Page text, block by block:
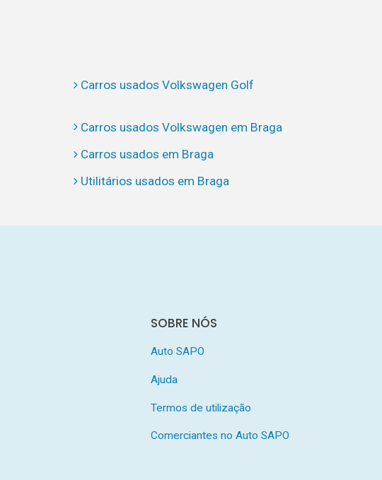
Carros usados Volkswagen Golf
Carros usados Volkswagen em Braga
Carros usados em Braga
Utilitários usados em Braga
SOBRE NÓS
Auto SAPO
Ajuda
Termos de utilização
Comerciantes no Auto SAPO